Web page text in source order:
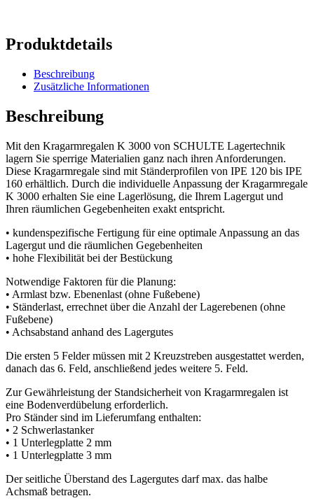
Produktdetails
Beschreibung
Zusätzliche Informationen
Beschreibung
Mit den Kragarmregalen K 3000 von SCHULTE Lagertechnik
lagern Sie sperrige Materialien ganz nach ihren Anforderungen.
Diese Kragarmregale sind mit Ständerprofilen von IPE 120 bis IPE
160 erhältlich. Durch die individuelle Anpassung der Kragarmregale
K 3000 erhalten Sie eine Lagerlösung, die Ihrem Lagergut und
Ihren räumlichen Gegebenheiten exakt entspricht.
• kundenspezifische Fertigung für eine optimale Anpassung an das
Lagergut und die räumlichen Gegebenheiten
• hohe Flexibilität bei der Bestückung
Notwendige Faktoren für die Planung:
• Armlast bzw. Ebenenlast (ohne Fußebene)
• Ständerlast, errechnet über die Anzahl der Lagerebenen (ohne
Fußebene)
• Achsabstand anhand des Lagergutes
Die ersten 5 Felder müssen mit 2 Kreuzstreben ausgestattet werden,
danach das 6. Feld, anschließend jedes weitere 5. Feld.
Zur Gewährleistung der Standsicherheit von Kragarmregalen ist
eine Bodenverdübelung erforderlich.
Pro Ständer sind im Lieferumfang enthalten:
• 2 Schwerlastanker
• 1 Unterlegplatte 2 mm
• 1 Unterlegplatte 3 mm
Der seitliche Überstand des Lagergutes darf max. das halbe
Achsmaß betragen.